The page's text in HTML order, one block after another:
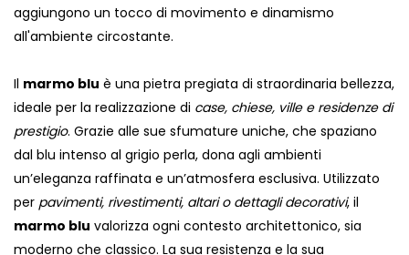
aggiungono un tocco di movimento e dinamismo
all'ambiente circostante.
Il marmo blu è una pietra pregiata di straordinaria bellezza,
ideale per la realizzazione di case, chiese, ville e residenze di
prestigio. Grazie alle sue sfumature uniche, che spaziano
dal blu intenso al grigio perla, dona agli ambienti
un’eleganza raffinata e un’atmosfera esclusiva. Utilizzato
per pavimenti, rivestimenti, altari o dettagli decorativi, il
marmo blu valorizza ogni contesto architettonico, sia
moderno che classico. La sua resistenza e la sua